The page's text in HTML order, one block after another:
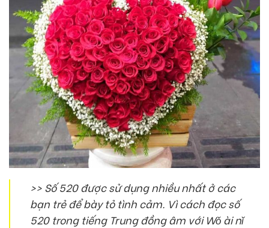
>> Số 520 được sử dụng nhiều nhất ở các
bạn trẻ để bày tỏ tình cảm. Vì cách đọc số
520 trong tiếng Trung đồng âm với Wǒ ài nǐ